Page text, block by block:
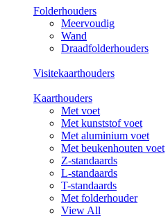
Folderhouders
Meervoudig
Wand
Draadfolderhouders
Visitekaarthouders
Kaarthouders
Met voet
Met kunststof voet
Met aluminium voet
Met beukenhouten voet
Z-standaards
L-standaards
T-standaards
Met folderhouder
View All